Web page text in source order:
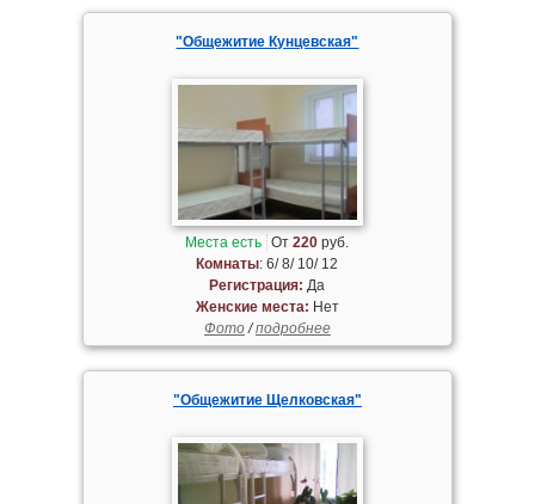
"Общежитие Кунцевская"
Места есть От220 руб.
Комнаты: 6/ 8/ 10/ 12
Регистрация: Да
Женские места: Нет
Фото/подробнее
"Общежитие Щелковская"